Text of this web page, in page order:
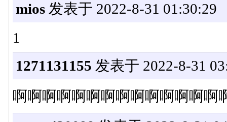
mios发表于 2022-8-31 01:30:29
1
1271131155 发表于 2022-8-31
啊啊啊啊啊啊啊啊啊啊啊啊啊啊